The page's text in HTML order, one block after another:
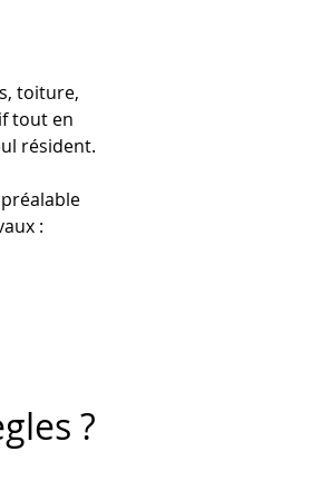
toiture,
tout en
résident.
:
?